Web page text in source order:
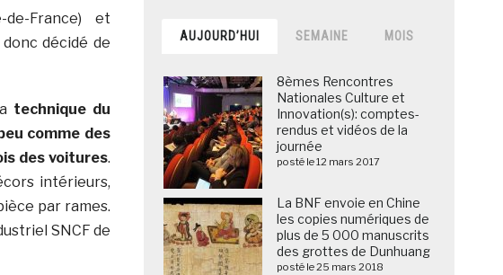
France) et
décidé de
technique du
comme des
des voitures.
intérieurs,
par rames.
SNCF de
AUJOURD’HUI SEMAINE MOIS
8èmes Rencontres
Nationales Culture et
Innovation(s): comptes-
rendus et vidéos de la
journée
posté le 12 mars 2017
La BNF envoie en Chine
les copies numériques de
plus de 5 000 manuscrits
des grottes de Dunhuang
posté le 25 mars 2018